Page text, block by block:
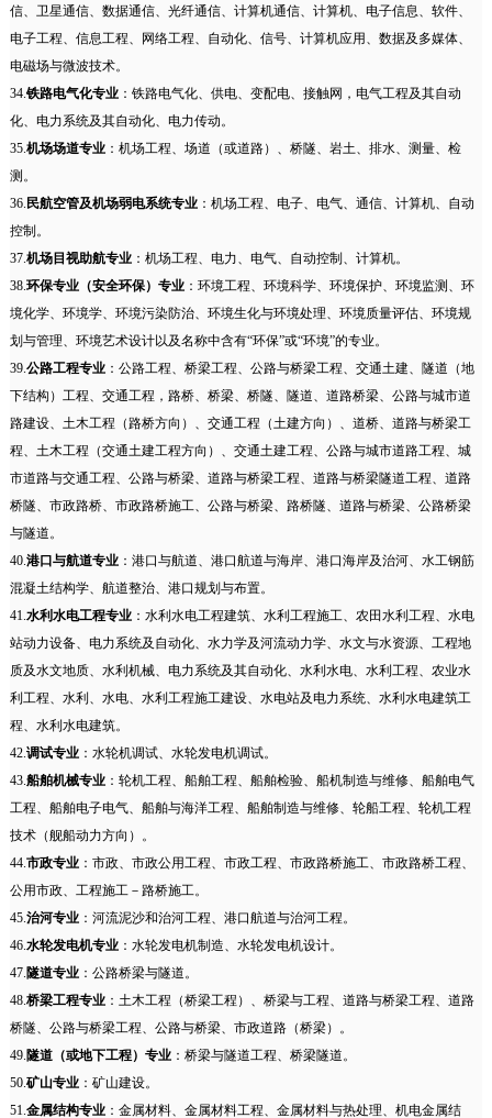
信、卫星通信、数据通信、光纤通信、计算机通信、计算机、电子信息、软件、
电子工程、信息工程、网络工程、自动化、信号、计算机应用、数据及多媒体、
电磁场与微波技术。
34.铁路电气化专业：铁路电气化、供电、变配电、接触网，电气工程及其自动
化、电力系统及其自动化、电力传动。
35.机场场道专业：机场工程、场道（或道路）、桥隧、岩土、排水、测量、检
测。
36. 民航空管及机场弱电系统专业：机场工程、电子、电气、通信、计算机、自动
控制。
37.机场目视助航专业：机场工程、电力、电气、自动控制、计算机。
38.环保专业（安全环保）专业：环境工程、环境科学、环境保护、环境监测、环
境化学、环境学、环境污染防治、环境生化与环境处理、环境质量评估、环境规
划与管理、环境艺术设计以及名称中含有“环保”或“环境”的专业。
39.公路工程专业：公路工程、桥梁工程、公路与桥梁工程、交通土建、隧道（地
下结构）工程、交通工程，路桥、桥梁、桥隧、隧道、道路桥梁、公路与城市道
路建设、土木工程（路桥方向）、交通工程（土建方向）、道桥、道路与桥梁工
程、土木工程（交通土建工程方向）、交通土建工程、公路与城市道路工程、城
市道路与交通工程、公路与桥梁、道路与桥梁工程、道路与桥梁隧道工程、道路
桥隧、市政路桥、市政路桥施工、公路与桥梁、路桥隧、道路与桥梁、公路桥梁
与隧道。
40.港口与航道专业：港口与航道、港口航道与海岸、港口海岸及治河、水工钢筋
混凝土结构学、航道整治、港口规划与布置。
41.水利水电工程专业：水利水电工程建筑、水利工程施工、农田水利工程、水电
站动力设备、电力系统及自动化、水力学及河流动力学、水文与水资源、工程地
质及水文地质、水利机械、电力系统及其自动化、水利水电、水利工程、农业水
利工程、水利、水电、水利工程施工建设、水电站及电力系统、水利水电建筑工
程、水利水电建筑。
42.调试专业：水轮机调试、水轮发电机调试。
43.船舶机械专业：轮机工程、船舶工程、船舶检验、船机制造与维修、船舶电气
工程、船舶电子电气、船舶与海洋工程、船舶制造与维修、轮船工程、轮机工程
技术（舰船动力方向）。
44.市政专业：市政、市政公用工程、市政工程、市政路桥施工、市政路桥工程、
公用市政、工程施工－路桥施工。
45.治河专业：河流泥沙和治河工程、港口航道与治河工程。
46.水轮发电机专业：水轮发电机制造、水轮发电机设计。
47.隧道专业：公路桥梁与隧道。
48.桥梁工程专业：土木工程（桥梁工程）、桥梁与工程、道路与桥梁工程、道路
桥隧、公路与桥梁工程、公路与桥梁、市政道路（桥梁）。
49.隧道（或地下工程）专业：桥梁与隧道工程、桥梁隧道。
50.矿山专业：矿山建设。
51.金属结构专业：金属材料、金属材料工程、金属材料与热处理、机电金属结